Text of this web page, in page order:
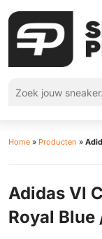
Home » Producten »
Adidas Vl
Royal Blue